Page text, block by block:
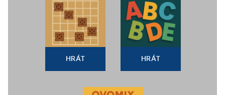
HRÁT HRÁT